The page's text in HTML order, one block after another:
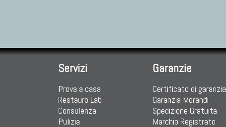
Servizi
Prova a casa
Restauro Lab
Consulenza
Pulizia
Garanzie
Certificato di garanzia
Garanzia Morandi
Spedizione Gratuita
Marchio Registrato